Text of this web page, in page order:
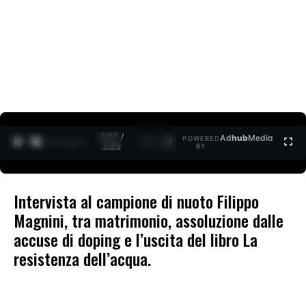
0:28 /
3:35
POWERED
BY
AdhubMedia
Intervista al campione di nuoto Filippo
Magnini, tra matrimonio, assoluzione dalle
accuse di doping e l’uscita del libro La
resistenza dell’acqua.